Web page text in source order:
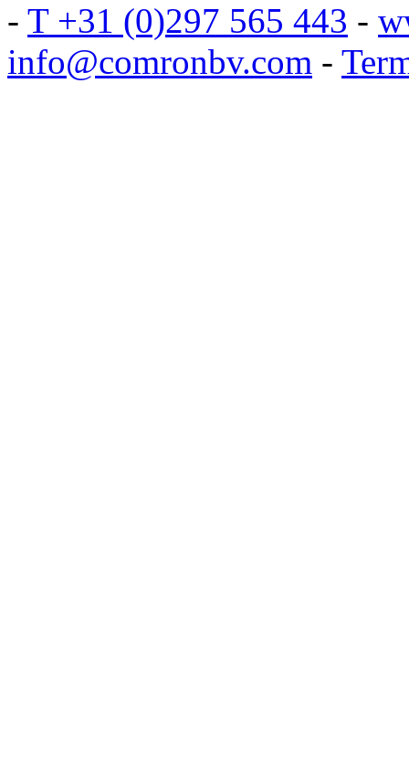
- T +31 (0)297 565 443 -
info@comronbv.com -